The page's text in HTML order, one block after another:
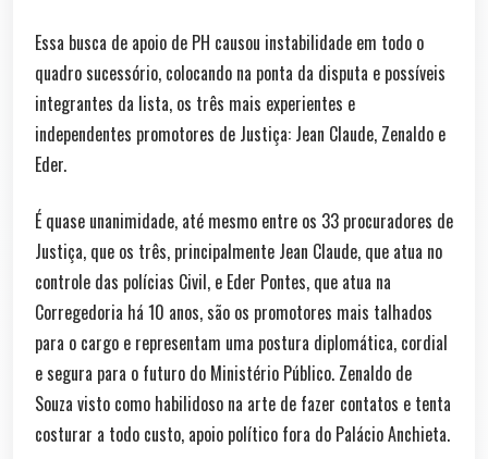
Essa busca de apoio de PH causou instabilidade em todo o
quadro sucessório, colocando na ponta da disputa e possíveis
integrantes da lista, os três mais experientes e
independentes promotores de Justiça: Jean Claude, Zenaldo e
Eder.
É quase unanimidade, até mesmo entre os 33 procuradores de
Justiça, que os três, principalmente Jean Claude, que atua no
controle das polícias Civil, e Eder Pontes, que atua na
Corregedoria há 10 anos, são os promotores mais talhados
para o cargo e representam uma postura diplomática, cordial
e segura para o futuro do Ministério Público. Zenaldo de
Souza visto como habilidoso na arte de fazer contatos e tenta
costurar a todo custo, apoio político fora do Palácio Anchieta.